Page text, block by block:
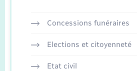
Concessions funéraires
Elections et citoyenneté
Etat civil